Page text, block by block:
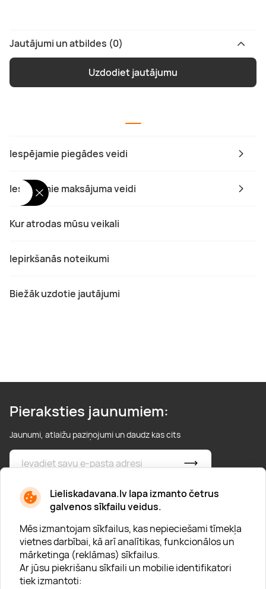
Lieliskadavana.lv lapa izmanto četrus
galvenos sīkfailu veidus.
Mēs izmantojam sīkfailus, kas nepieciešami tīmekļa
vietnes darbībai, kā arī analītikas, funkcionālos un
mārketinga (reklāmas) sīkfailus.
Ar jūsu piekrišanu sīkfaili un mobilie identifikatori
tiek izmantoti:
Iespējamie piegādes veidi
Iespējamie maksājuma veidi
Kur atrodas mūsu veikali
Iepirkšanās noteikumi
Biežāk uzdotie jautājumi
Jautājumi un atbildes (0)
Uzdodiet jautājumu
Pieraksties jaunumiem:
Jaunumi, atlaižu paziņojumi un daudz kas cits
* Esmu iepazinies/usies ar privātuma politiku
Par "Lieliska dāvana"